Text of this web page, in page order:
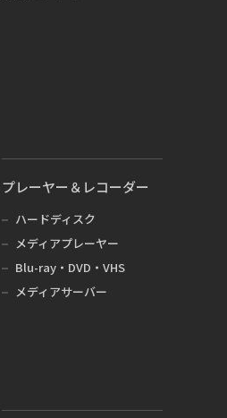
プレーヤー＆レコーダー
ハードディスク
メディアプレーヤー
Blu-ray・DVD・VHS
メディアサーバー